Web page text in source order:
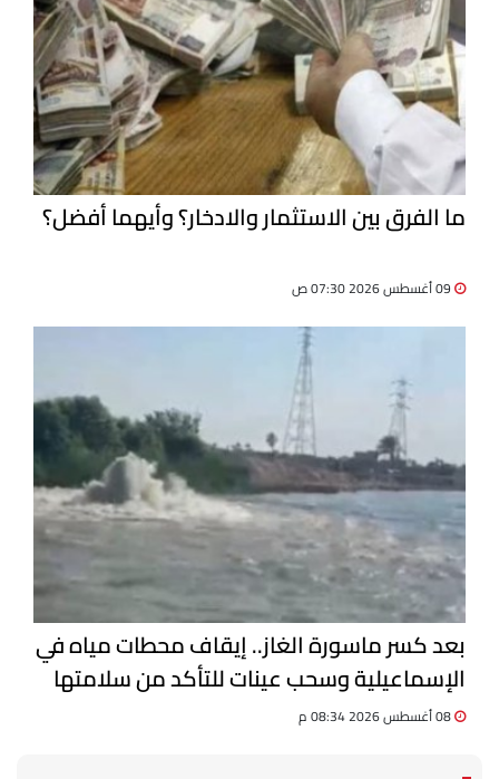
ما الفرق بين الاستثمار والادخار؟ وأيهما أفضل؟
بعد كسر ماسورة الغاز.. إيقاف محطات مياه في
الإسماعيلية وسحب عينات للتأكد من سلامتها